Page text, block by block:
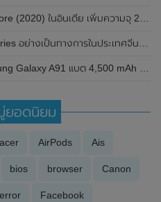
เพิ่มความจุ 2 เท่าและยังคงเป็น Android Go Edition
ในประเทศจีน มาพร้อมชิปเซ็ต Snapdragon 8 Gen 2
แบต 4,500 mAh รองรับชาร์จเร็ว 45W
ยอดนิยม
acer AirPods Ais
bios browser Canon
error Facebook